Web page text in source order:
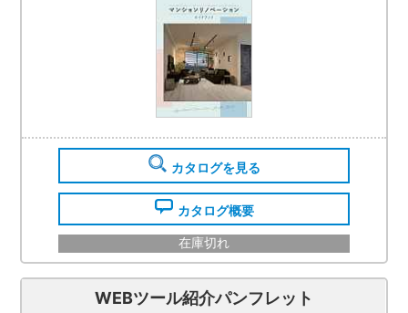
カタログを見る
カタログ概要
在庫切れ
WEBツール紹介パンフレット